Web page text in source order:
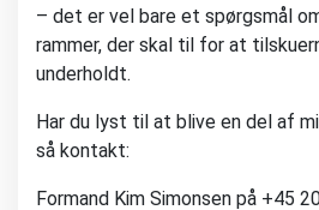
– det er vel bare et spørgsmål
rammer, der skal til for at
underholdt.
Har du lyst til at blive en del af
så kontakt:
Formand Kim Simonsen på +45